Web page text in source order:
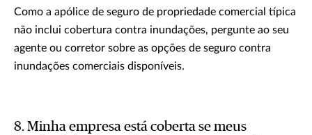
Como a apólice de seguro de propriedade comercial típica
não inclui cobertura contra inundações, pergunte ao seu
agente ou corretor sobre as opções de seguro contra
inundações comerciais disponíveis.
8. Minha empresa está coberta se meus